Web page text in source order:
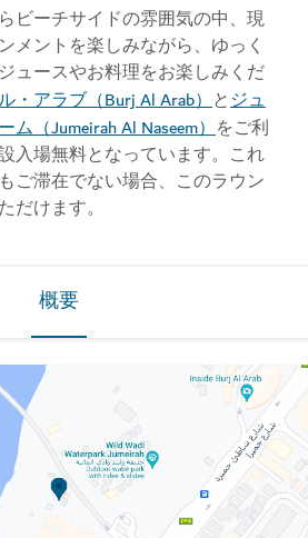
ビーチサイドの雰囲気の中、現
メントを楽しみながら、ゆっく
ュースやお料理をお楽しみくだ
・アラブ（Burj Al Arab）とジュ
（Jumeirah Al Naseem）をご利
入場無料となっています。これ
ご滞在でない場合、このラウン
だけます。
概要